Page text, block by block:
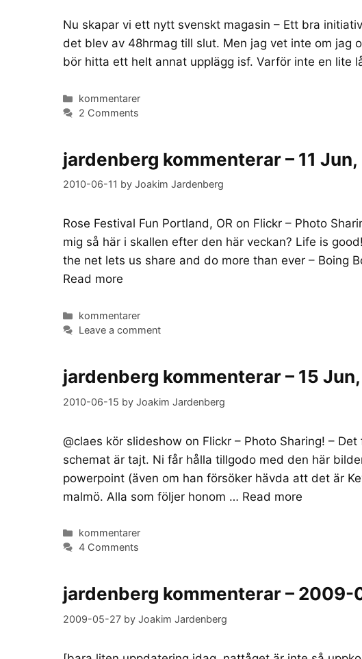
Nu skapar vi ett nytt svenskt magasin – Ett bra
det blev av 48hrmag till slut. Men jag vet inte om jag
bör hitta ett helt annat upplägg isf. Varför inte en lite
Categories
kommentarer
2 Comments
jardenberg kommenterar – 11 Jun,
2010-06-11 by Joakim Jardenberg
Rose Festival Fun Portland, OR on Flickr – Photo
mig så här i skallen efter den här veckan? Life is
the net lets us share and do more than ever – Boing
Read more
Categories
kommentarer
Leave a comment
jardenberg kommenterar – 15
2010-06-15 by Joakim Jardenberg
@claes kör slideshow on Flickr – Photo Sharing! –
schemat är tajt. Ni får hålla tillgodo med den här
powerpoint (även om han försöker hävda att det är
malmö. Alla som följer honom … Read more
Categories
kommentarer
4 Comments
jardenberg kommenterar – 2009-
2009-05-27 by Joakim Jardenberg